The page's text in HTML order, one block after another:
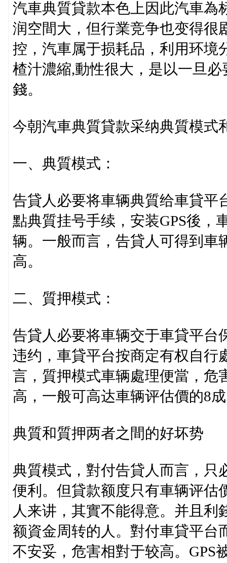
汽車典質貸款本色上因此汽車為
润空間大，但行業竞争也变得很
控，汽車属于损耗品，利用环境
楂汁濃縮,動性很大，是以一旦
錢。
今朝汽車典質貸款采纳典質模式
一、典質模式：
告貸人必要将車辆典質给車貸平
點典質挂号手续，安装GPS後，
辆。一般而言，告貸人可得到車
高。
二、質押模式：
告貸人必要将車辆交于車貸平台
违约，車貸平台按商定有权自行
言，質押模式車辆處理便當，危
高，一般可高达車辆评估價的8
典質和質押两者之間的好坏势
典質模式，對付告貸人而言，只
便利。但貸款额度只有車辆评估
人来讲，其實不能得意。并且
额資金周转的人。對付車貸平台
不安妥，危害相對于较高。GPS